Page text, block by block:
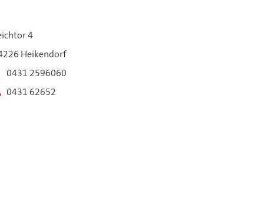
4
Heikendorf
0431 2596060
0431 62652